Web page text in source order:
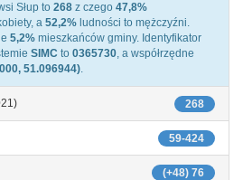
Słup to 268 z czego 47,8%
a 52,2% ludności to mężczyźni.
5,2% mieszkańców gminy. Identyfikator
SIMC to 0365730, a współrzędne
51.096944).
268
59-424
(+48) 76